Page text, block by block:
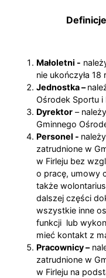
Małoletni -
nie ukończyła 18
Jednostka –
Ośrodek Sportu i
Dyrektor–
Gminnego
Personel -
zatrudnione w
w Firleju bez
o pracę, umowy
także
dalszej części
wszystkie inne
funkcji lub
mieć kontakt z
Pracownicy –
zatrudnione w
w Firleju na